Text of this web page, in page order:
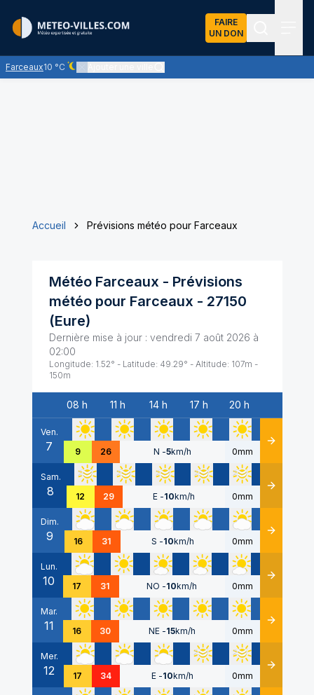
FAIRE
UN DON
Farceaux10 °C
Ciel dégagé - quasiment pas de nuages
Accueil Prévisions météo pour Farceaux
Météo Farceaux - Prévisions
météo pour Farceaux - 27150
(Eure)
Dernière mise à jour : vendredi 7 août 2026 à
02:00
Longitude: 1.52° - Latitude: 49.29° - Altitude: 107m -
150m
Date
08 h 11 h 14 h 17 h 20 h
Ven.
7 9 26 N -5km/h 0mm Détails
Sam.
8 12 29 E -10km/h 0mm Détails
Dim.
9 16 31 S -10km/h 0mm Détails
Lun.
10 17 31 NO -10km/h 0mm Détails
Mar.
11 16 30 NE -15km/h 0mm Détails
Mer.
12 17 34 E -10km/h 0mm Détails